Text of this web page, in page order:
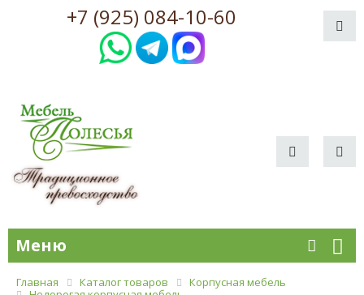
+7 (925) 084-10-60
Меню
Главная Каталог товаров
Корпусная мебель